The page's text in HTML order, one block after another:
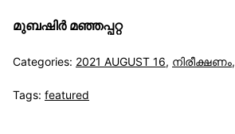
മുബഷിർ മഞ്ഞപ്പറ്റ
Categories: 2021 AUGUST 16, നിരീക്ഷണം,
Tags: featured